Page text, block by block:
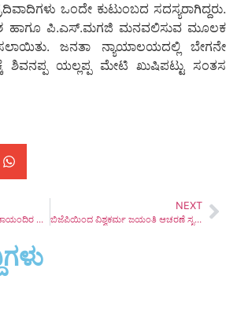
ಒಂದೇ ಕುಟುಂಬದ ಸದಸ್ಯರಾಗಿದ್ದರು.
ಹಾಗೂ ಪಿ.ಎಸ್.ಮಗಜಿ ಮನವಲಿಸುವ ಮೂಲಕ
ಜನತಾ ನ್ಯಾಯಾಲಯದಲ್ಲಿ ಬೇಗನೇ
ಶಿವನಪ್ಪ ಯಲ್ಲಪ್ಪ ಮೇಟಿ ಖುಷಿಪಟ್ಟು ಸಂತಸ
Devadasi : ಮಾಜಿ ದೇವದಾಸಿ ತಾಯಂದಿರ ಜಿಲ್ಲಾ ಮಟ್ಟದ ಸಮಾವೇಶ
NEXT
ಬಿಜೆಪಿಯಿಂದ ವಿಶ್ವಕರ್ಮ ಜಯಂತಿ ಆಚರಣೆ ಸೃಷ್ಟಿ ನಿರ್ಮಾದ ಕತೃ, ಸಕಲಕರ್ಮಗಳ ಒಡೆಯನೇ ವಿಶ್ವಕರ್ಮ: ಡಾ.ವೀರಣ್ಣ ಚರಂತಿಮಠ